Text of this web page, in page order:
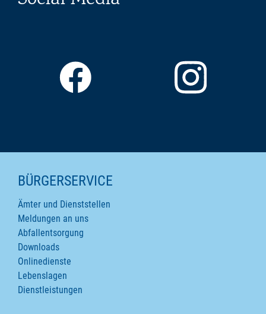
SEITENINHALTE
BÜRGERSERVICE
Ämter und Dienststellen
Meldungen an uns
Abfallentsorgung
Downloads
Onlinedienste
Lebenslagen
Dienstleistungen